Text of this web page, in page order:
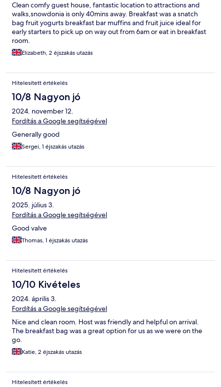
Clean comfy guest house, fantastic location to attractions and
walks,snowdonia is only 40mins away. Breakfast was a snatch
bag fruit yogurts breakfast bar muffins and fruit juice ideal for
early starters to pick up on way out from 6am or eat in breakfast
room.
Elizabeth, 2 éjszakás utazás
Hitelesített értékelés
10/8 Nagyon jó
2024. november 12.
Fordítás a Google segítségével
Generally good
Sergei, 1 éjszakás utazás
Hitelesített értékelés
10/8 Nagyon jó
2025. július 3.
Fordítás a Google segítségével
Good valve
Thomas, 1 éjszakás utazás
Hitelesített értékelés
10/10 Kivételes
2024. április 3.
Fordítás a Google segítségével
Nice and clean room. Host was friendly and helpful on arrival.
The breakfast bag was a great option for us as we were on the
go.
Katie, 2 éjszakás utazás
Hitelesített értékelés